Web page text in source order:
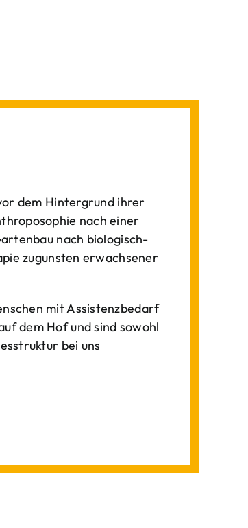
dem Hintergrund ihrer
nach einer
nach biologisch-
zugunsten erwachsener
mit Assistenzbedarf
dem Hof und sind sowohl
bei uns